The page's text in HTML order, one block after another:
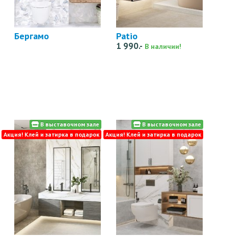
Бергамо Patio
1 990.- В наличии!
В выставочном зале
Акция! Клей и затирка в подарок
В выставочном зале
Акция! Клей и затирка в подарок